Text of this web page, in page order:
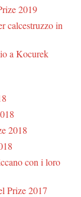
2019
calcestruzzo in
a Kocurek
2018
con i loro
Prize 2017